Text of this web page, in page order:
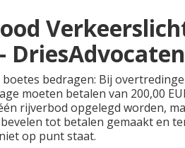
bedragen: Bij
moeten betalen van 200,00
rijverbod opgelegd worden,
tot betalen gemaakt en
op punt staat.